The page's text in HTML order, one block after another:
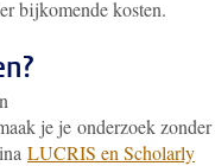
bijkomende kosten.
je je onderzoek zonder
LUCRIS en Scholarly